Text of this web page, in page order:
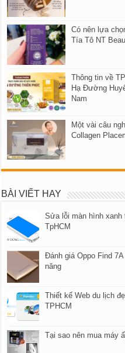
Có nên lựa
Tía Tô NT
Thông tin về
Hạ Đường
Nam
Một vài câu
Collagen
BÀI VIẾT HAY
Sửa lỗi màn hình xanh
TpHCM
Đánh giá Oppo Find
năng
Thiết kế Web du lịch
TPHCM
Tại sao nên mua máy